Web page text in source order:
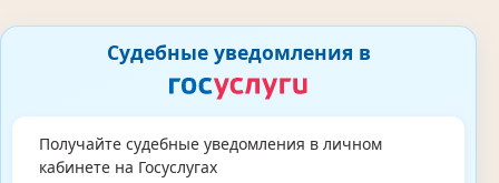
Судебные уведомления в
Получайте судебные уведомления в личном
кабинете на Госуслугах